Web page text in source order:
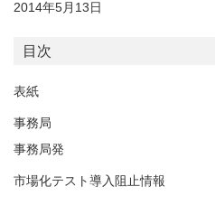
2014年5月13日
目次
表紙
事務局
事務局発
市場化テスト導入阻止情報